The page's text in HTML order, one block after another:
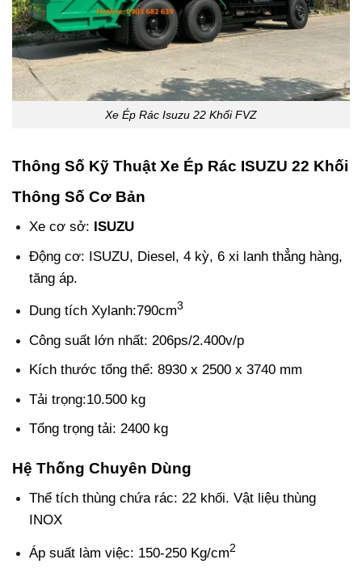
Xe Ép Rác Isuzu 22 Khối FVZ
Thông Số Kỹ Thuật Xe Ép Rác ISUZU 22 Khối
Thông Số Cơ Bản
Xe cơ sở: ISUZU
Động cơ: ISUZU, Diesel, 4 kỳ, 6 xi lanh thẳng hàng,
tăng áp.
Dung tích Xylanh:790cm3
Công suất lớn nhất: 206ps/2.400v/p
Kích thước tổng thể: 8930 x 2500 x 3740 mm
Tải trọng:10.500 kg
Tổng trọng tải: 2400 kg
Hệ Thống Chuyên Dùng
Thể tích thùng chứa rác: 22 khối. Vật liệu thùng
INOX
Áp suất làm việc: 150-250 Kg/cm2